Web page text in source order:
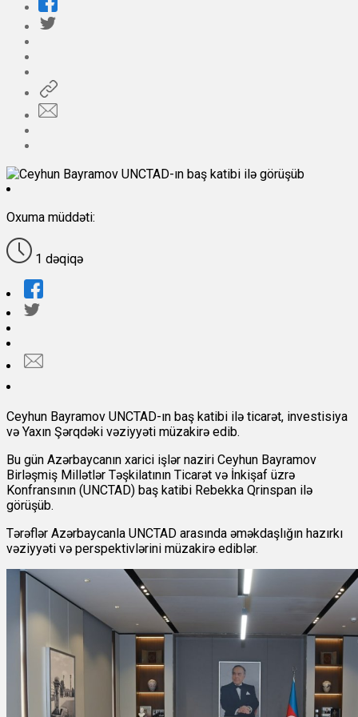
Oxuma müddəti:
1 dəqiqə
Ceyhun Bayramov UNCTAD-ın baş katibi ilə ticarət, investisiya
və Yaxın Şərqdəki vəziyyəti müzakirə edib.
Bu gün Azərbaycanın xarici işlər naziri Ceyhun Bayramov
Birləşmiş Millətlər Təşkilatının Ticarət və İnkişaf üzrə
Konfransının (UNCTAD) baş katibi Rebekka Qrinspan ilə
görüşüb.
Tərəflər Azərbaycanla UNCTAD arasında əməkdaşlığın hazırkı
vəziyyəti və perspektivlərini müzakirə ediblər.